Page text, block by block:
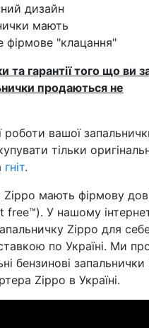
дизайн
мають
фірмове "клацання"
гарантії того що ви
продаються не
роботи вашої
тільки
гніт.
Zippo мають фірмову
У нашому
Zippo для
по Україні. Ми
бензинові
Zippo в Україні.